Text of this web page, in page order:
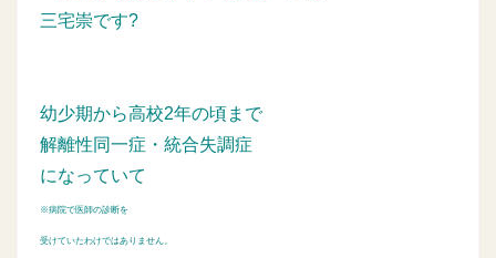
三宅崇です?
幼少期から高校2年の頃まで
解離性同一症・統合失調症
になっていて
※病院で医師の診断を
受けていたわけではありません。